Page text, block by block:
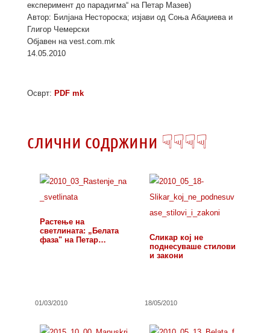
експеримент до парадигма“ на Петар Мазев)
Автор: Билјана Нестороска; изјави од Соња Абаџиева и
Глигор Чемерски
Објавен на vest.com.mk
14.05.2010
Осврт: PDF mk
слични содржини ☟☟☟☟
Растење на
светлината: „Белата
фаза" на Петар
01/03/2010
Сликар кој не
поднесуваше стилови
и закони
18/05/2010